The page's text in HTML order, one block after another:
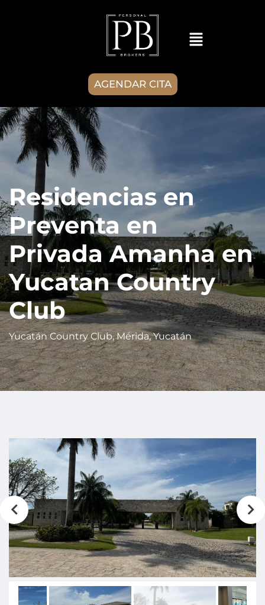
AGENDAR CITA
Residencias en
Preventa en
Privada Amanha en
Yucatan Country
Club
Yucatán Country Club, Mérida, Yucatán